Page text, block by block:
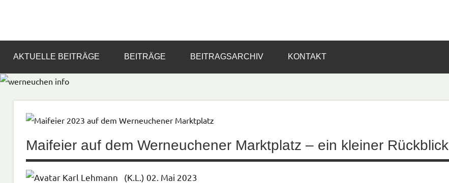
info
für
das
Geschehen
um
AKTUELLE BEITRÄGE BEITRÄGE BEITRAGSARCHIV KONTAKT
Maifeier auf dem Werneuchener Marktplatz – ein kleiner Rückblick
(K.L.) 02. Mai 2023